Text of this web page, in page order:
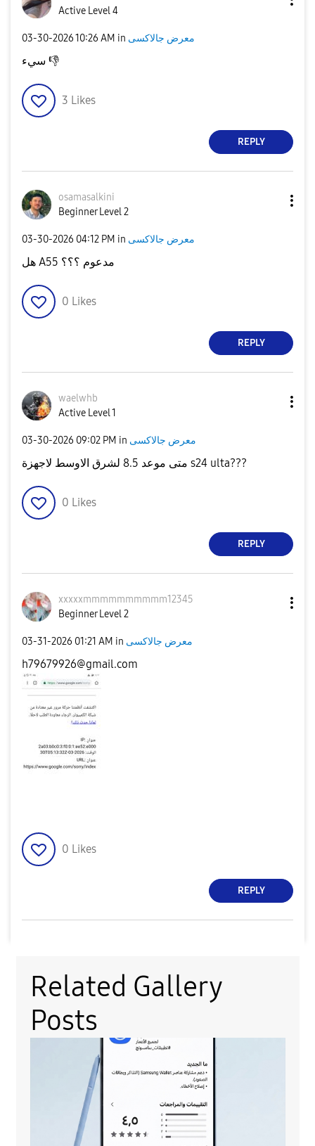
Active Level 4
‎03-30-202610:26 AM in معرض جالاكسى
👎
3 Likes
REPLY
osamasalkini
Beginner Level 2
‎03-30-2026 04:12 PM in معرض جالاكسى
هل A55 مدعوم ؟؟؟
0 Likes
REPLY
waelwhb
Active Level 1
‎03-30-2026 09:02 PM in معرض جالاكسى
متى موعد 8.5 لشرق الاوسط لاجهزة s24 ulta???
0 Likes
REPLY
xxxxxmmmmmmmmmm12345
Beginner Level 2
‎03-31-2026 01:21 AM in معرض جالاكسى
h79679926@gmail.com
0 Likes
REPLY
Related Gallery
Posts